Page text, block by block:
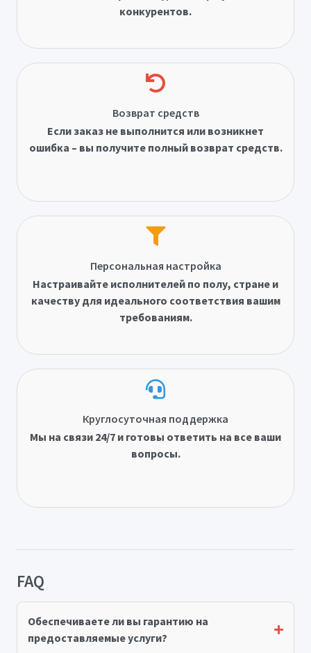
конкурентов.
Возврат средств
Если заказ не выполнится или возникнет
ошибка – вы получите полный возврат средств.
Персональная настройка
Настраивайте исполнителей по полу, стране и
качеству для идеального соответствия вашим
требованиям.
Круглосуточная поддержка
Мы на связи 24/7 и готовы ответить на все ваши
вопросы.
FAQ
Обеспечиваете ли вы гарантию на
предоставляемые услуги?